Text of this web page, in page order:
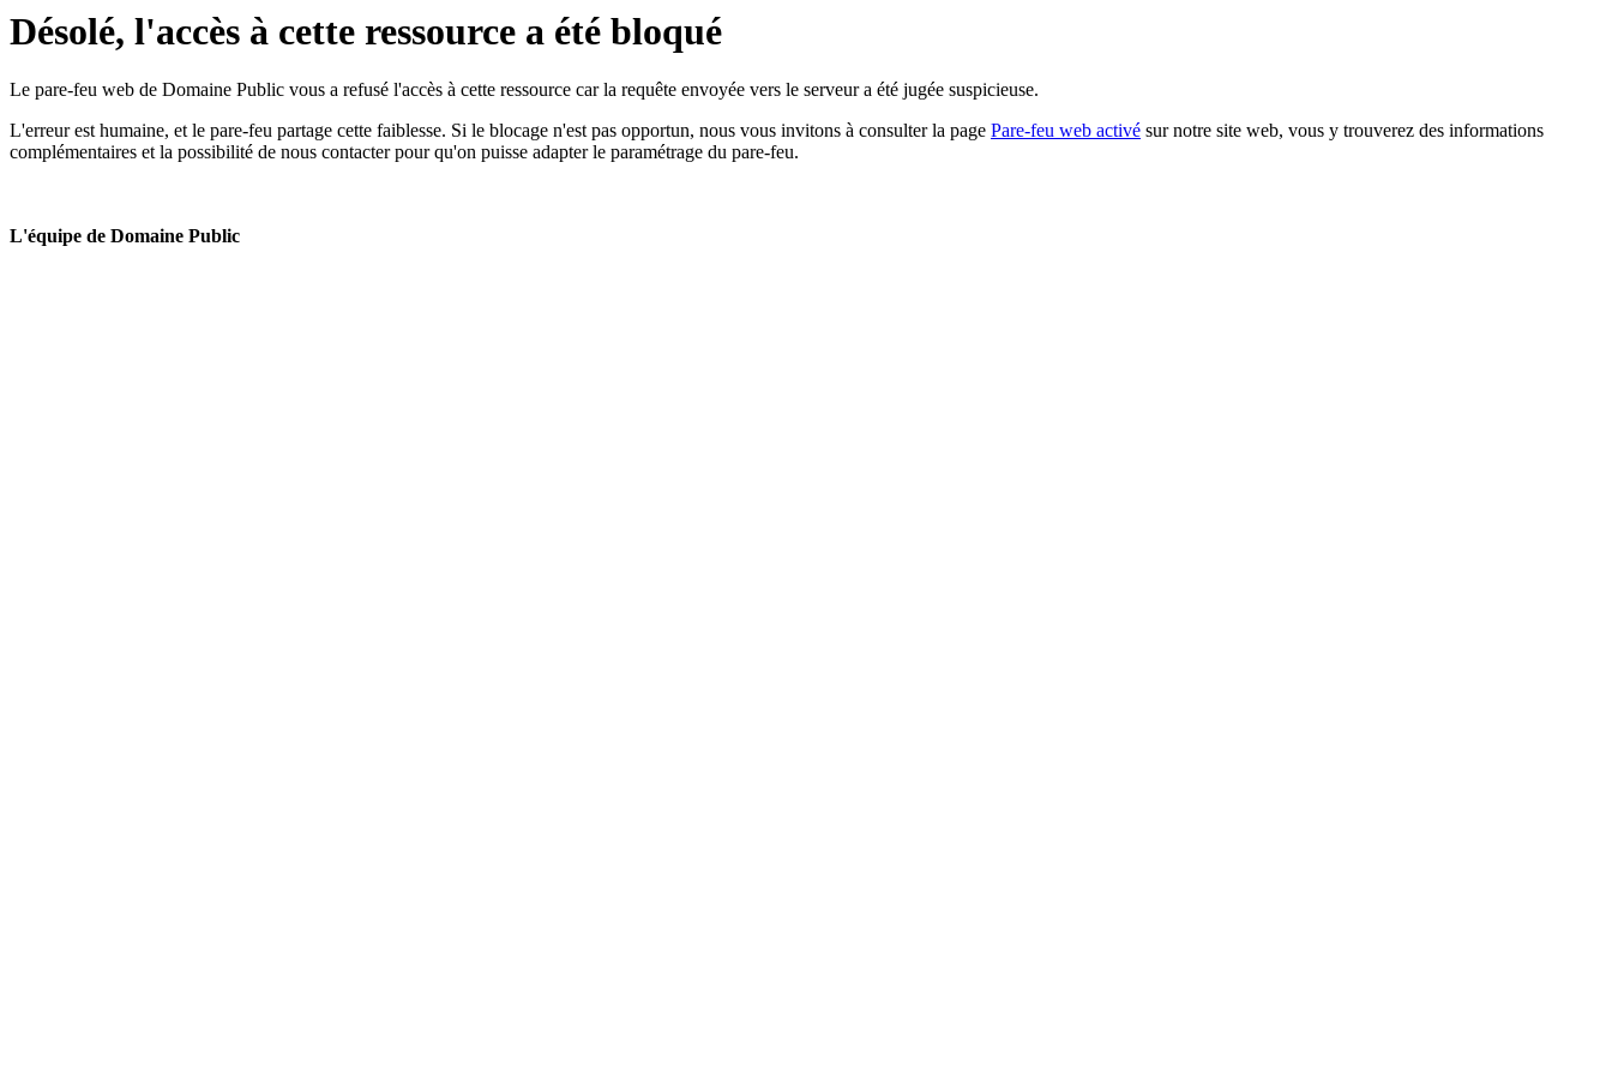
Désolé, l'accès à cette ressource a été bloqué
Le pare-feu web de Domaine Public vous a refusé l'accès à cette ressource car la requête envoyée vers le serveur a été jugée suspicieuse.
L'erreur est humaine, et le pare-feu partage cette faiblesse. Si le blocage n'est pas opportun, nous vous invitons à consulter la page Pare-feu web activé sur notre site web, vous y trouverez des informations
complémentaires et la possibilité de nous contacter pour qu'on puisse adapter le paramétrage du pare-feu.
L'équipe de Domaine Public